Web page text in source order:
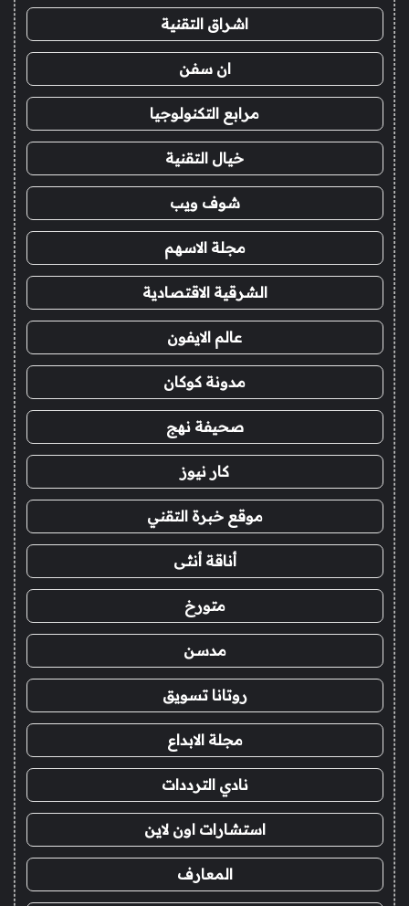
اشراق التقنية
ان سفن
مرابع التكنولوجيا
خيال التقنية
شوف ويب
مجلة الاسهم
الشرقية الاقتصادية
عالم الايفون
مدونة كوكان
صحيفة نهج
كار نيوز
موقع خبرة التقني
أناقة أنثى
متورخ
مدسن
روتانا تسويق
مجلة الابداع
نادي الترددات
استشارات اون لاين
المعارف